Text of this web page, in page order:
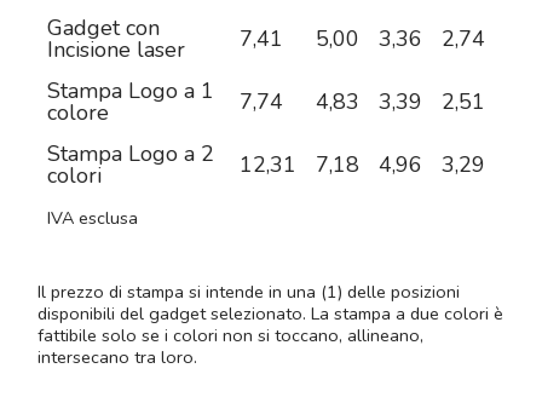
Gadget con
Incisione laser 7,41 5,00 3,36 2,74
Stampa Logo a 1
colore 7,74 4,83 3,39 2,51
Stampa Logo a 2
colori 12,31 7,18 4,96 3,29
IVA esclusa
Il prezzo di stampa si intende in una (1) delle posizioni
disponibili del gadget selezionato. La stampa a due colori è
fattibile solo se i colori non si toccano, allineano,
intersecano tra loro.